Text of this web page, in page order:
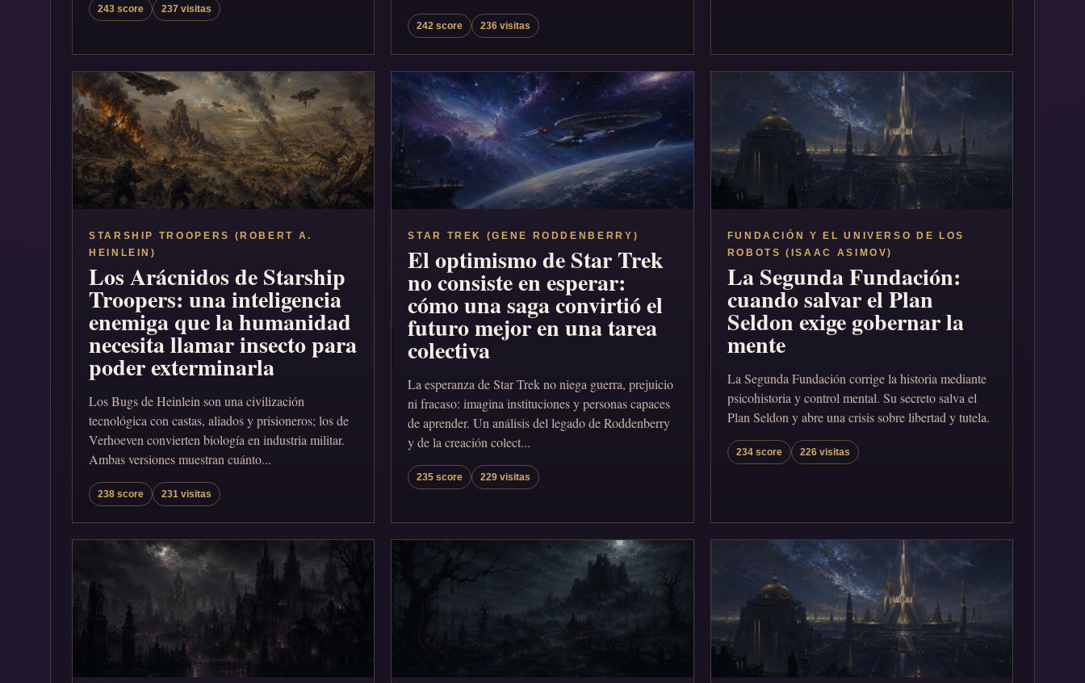
243 score 237 visitas
242 score 236 visitas
STARSHIP TROOPERS (ROBERT A.
HEINLEIN)
Los Arácnidos de Starship
Troopers: una inteligencia
enemiga que la humanidad
necesita llamar insecto para
poder exterminarla
Los Bugs de Heinlein son una civilización
tecnológica con castas, aliados y prisioneros; los de
Verhoeven convierten biología en industria militar.
Ambas versiones muestran cuánto...
238 score 231 visitas
STAR TREK (GENE RODDENBERRY)
El optimismo de Star Trek
no consiste en esperar:
cómo una saga convirtió el
futuro mejor en una tarea
colectiva
La esperanza de Star Trek no niega guerra, prejuicio
ni fracaso: imagina instituciones y personas capaces
de aprender. Un análisis del legado de Roddenberry
y de la creación colect...
235 score 229 visitas
FUNDACIÓN Y EL UNIVERSO DE LOS
ROBOTS (ISAAC ASIMOV)
La Segunda Fundación:
cuando salvar el Plan
Seldon exige gobernar la
mente
La Segunda Fundación corrige la historia mediante
psicohistoria y control mental. Su secreto salva el
Plan Seldon y abre una crisis sobre libertad y tutela.
234 score 226 visitas